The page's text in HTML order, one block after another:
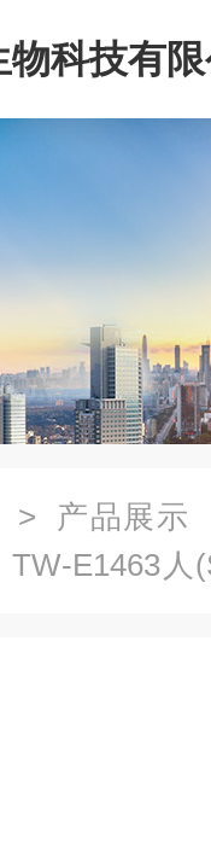
科技有
> 产品展示
E1463人